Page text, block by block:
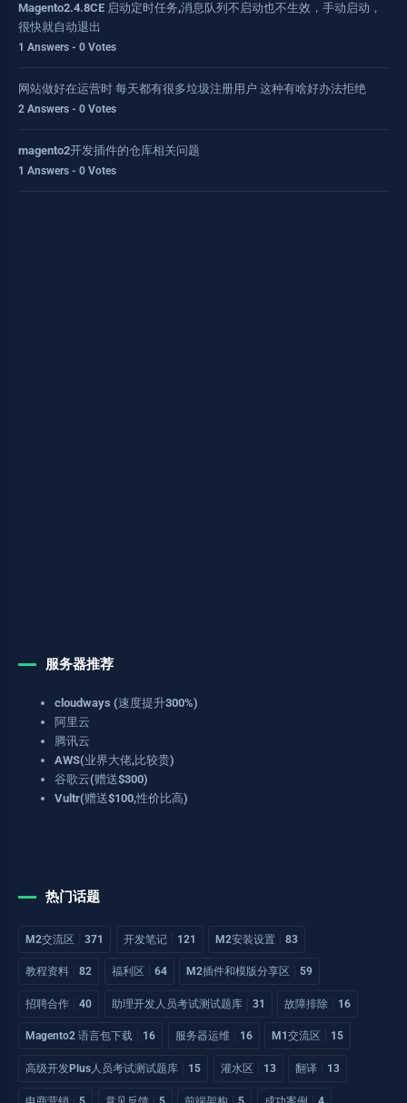
Magento2.4.8CE 启动定时任务,消息队列不启动也不生效，手动启动，
很快就自动退出
1 Answers - 0 Votes
网站做好在运营时 每天都有很多垃圾注册用户 这种有啥好办法拒绝
2 Answers - 0 Votes
magento2开发插件的仓库相关问题
1 Answers - 0 Votes
服务器推荐
cloudways (速度提升300%)
阿里云
腾讯云
AWS(业界大佬,比较贵)
谷歌云(赠送$300)
Vultr(赠送$100,性价比高)
热门话题
M2交流区 371 开发笔记 121 M2安装设置 83
教程资料 82 福利区 64 M2插件和模版分享区 59
招聘合作 40 助理开发人员考试测试题库 31 故障排除 16
Magento2 语言包下载 16 服务器运维 16 M1交流区 15
高级开发Plus人员考试测试题库 15 灌水区 13 翻译 13